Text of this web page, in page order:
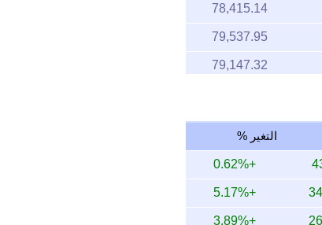
78,415.14
79,537.95
79,147.32
79,671.17
79,276.21
التغير %
+0.62%
+5.17%
+3.89%